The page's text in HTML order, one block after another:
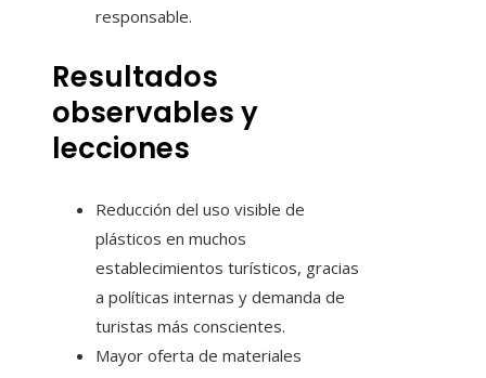
responsable.
Resultados
observables y
lecciones
Reducción del uso visible de
plásticos en muchos
establecimientos turísticos, gracias
a políticas internas y demanda de
turistas más conscientes.
Mayor oferta de materiales